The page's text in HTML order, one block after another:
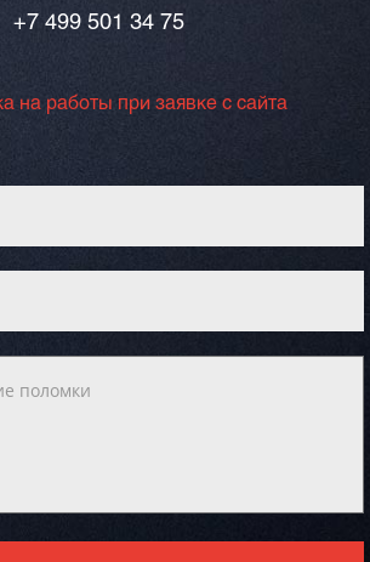
+7 499 501 34 75
на работы при заявке с сайта